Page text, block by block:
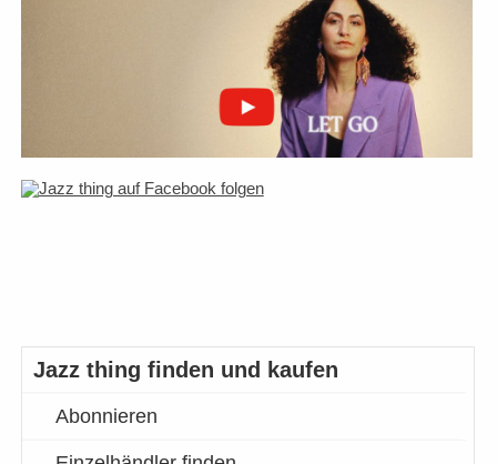
Jazz thing finden und kaufen
Abonnieren